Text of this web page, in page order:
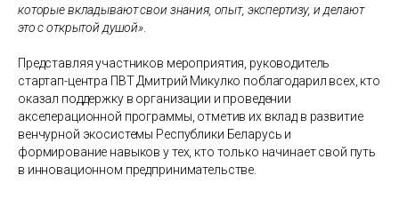
которые вкладывают свои знания, опыт, экспертизу, и делают
это с открытой душой»
Представляя участников мероприятия, руководитель
стартап-центра ПВТ Дмитрий Микулко поблагодарил всех, кто
оказал поддержку в организации и проведении
акселерационной программы, отметив их вклад в развитие
венчурной экосистемы Республики Беларусь и
формирование навыков у тех, кто только начинает свой путь
в инновационном предпринимательстве.